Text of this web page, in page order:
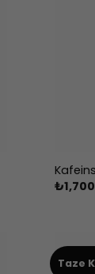
₺
Taze